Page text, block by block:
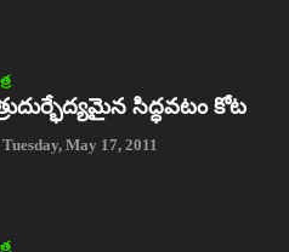
సిద్ధవటం కోట
Tuesday, May 17, 2011